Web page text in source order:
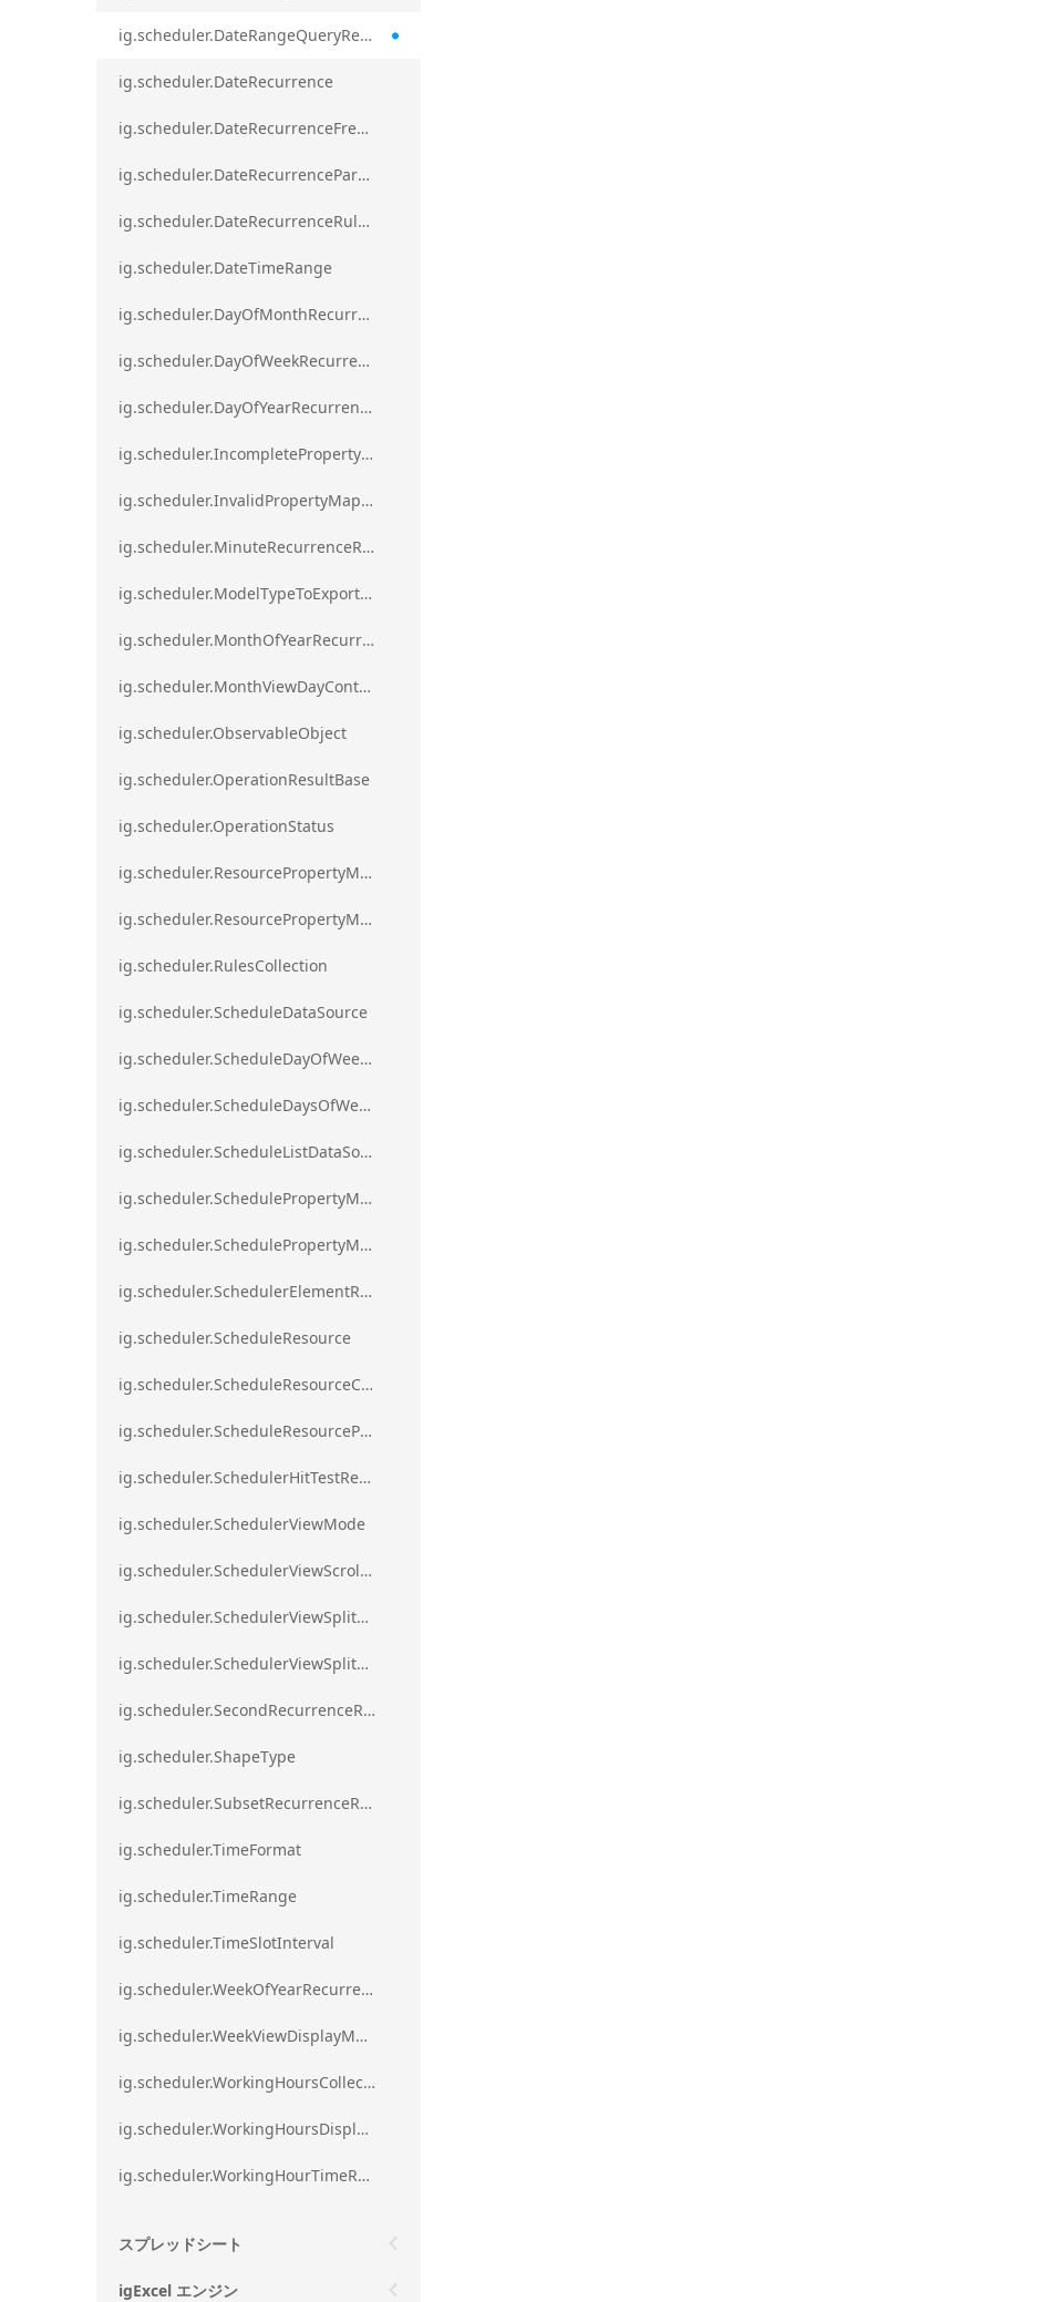
ig.scheduler.DateRangeQueryResultBase
ig.scheduler.DateRecurrence
ig.scheduler.DateRecurrenceFrequency
ig.scheduler.DateRecurrenceParseError
ig.scheduler.DateRecurrenceRuleBase
ig.scheduler.DateTimeRange
ig.scheduler.DayOfMonthRecurrenceRule
ig.scheduler.DayOfWeekRecurrenceRule
ig.scheduler.DayOfYearRecurrenceRule
ig.scheduler.IncompletePropertyMappingsError`1
ig.scheduler.InvalidPropertyMappingError`1
ig.scheduler.MinuteRecurrenceRule
ig.scheduler.ModelTypeToExportClassMap
ig.scheduler.MonthOfYearRecurrenceRule
ig.scheduler.MonthViewDayContentDisplayMode
ig.scheduler.ObservableObject
ig.scheduler.OperationResultBase
ig.scheduler.OperationStatus
ig.scheduler.ResourcePropertyMapping
ig.scheduler.ResourcePropertyMappingsCollection
ig.scheduler.RulesCollection
ig.scheduler.ScheduleDataSource
ig.scheduler.ScheduleDayOfWeekSettings
ig.scheduler.ScheduleDaysOfWeekSettings
ig.scheduler.ScheduleListDataSource
ig.scheduler.SchedulePropertyMapping
ig.scheduler.SchedulePropertyMappingsCollection`1
ig.scheduler.SchedulerElementRole
ig.scheduler.ScheduleResource
ig.scheduler.ScheduleResourceColorScheme
ig.scheduler.ScheduleResourceProperty
ig.scheduler.SchedulerHitTestResult
ig.scheduler.SchedulerViewMode
ig.scheduler.SchedulerViewScrollDirection
ig.scheduler.SchedulerViewSplitOrientation
ig.scheduler.SchedulerViewSplitOrientationMode
ig.scheduler.SecondRecurrenceRule
ig.scheduler.ShapeType
ig.scheduler.SubsetRecurrenceRule
ig.scheduler.TimeFormat
ig.scheduler.TimeRange
ig.scheduler.TimeSlotInterval
ig.scheduler.WeekOfYearRecurrenceRule
ig.scheduler.WeekViewDisplayMode
ig.scheduler.WorkingHoursCollection
ig.scheduler.WorkingHoursDisplayMode
ig.scheduler.WorkingHourTimeRange
スプレッドシート
igExcel エンジン